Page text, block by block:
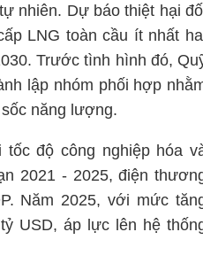
nhiên. Dự báo thiệt hại
LNG toàn cầu ít nhất
Trước tình hình đó,
lập nhóm phối hợp
năng lượng.
độ công nghiệp hóa
2021 - 2025, điện
Năm 2025, với mức
USD, áp lực lên hệ